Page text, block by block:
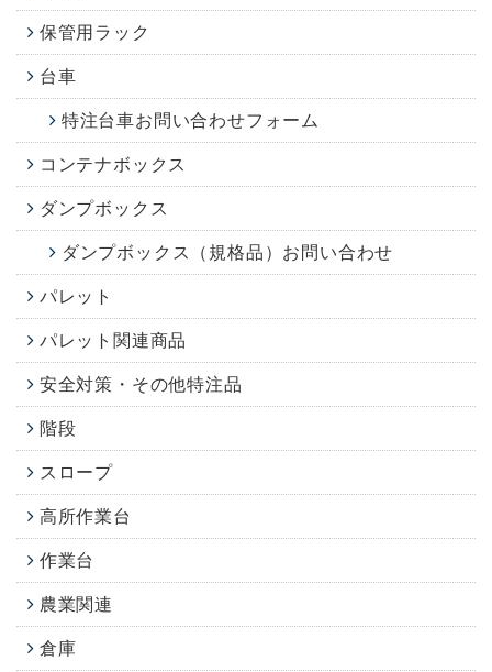
保管用ラック
台車
特注台車お問い合わせフォーム
コンテナボックス
ダンプボックス
ダンプボックス（規格品）お問い合わせ
パレット
パレット関連商品
安全対策・その他特注品
階段
スロープ
高所作業台
作業台
農業関連
倉庫